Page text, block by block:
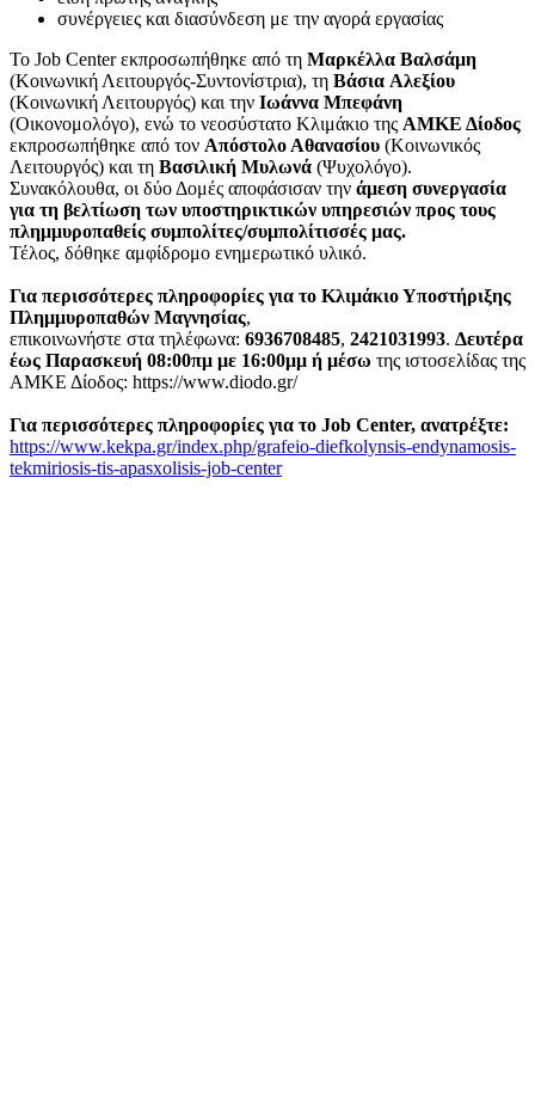
συνέργειες και διασύνδεση με την αγορά εργασίας
Το Job Center εκπροσωπήθηκε από τη Μαρκέλλα Βαλσάμη
(Κοινωνική Λειτουργός-Συντονίστρια), τη Βάσια Αλεξίου
(Κοινωνική Λειτουργός) και την Ιωάννα Μπεφάνη
(Οικονομολόγο), ενώ το νεοσύστατο Κλιμάκιο της ΑΜΚΕ Δίοδος
εκπροσωπήθηκε από τον Απόστολο Αθανασίου (Κοινωνικός
Λειτουργός) και τη Βασιλική Μυλωνά (Ψυχολόγο).
Συνακόλουθα, οι δύο Δομές αποφάσισαν την άμεση συνεργασία
για τη βελτίωση των υποστηρικτικών υπηρεσιών προς τους
πλημμυροπαθείς συμπολίτες/συμπολίτισσές μας.
Τέλος, δόθηκε αμφίδρομο ενημερωτικό υλικό.
Για περισσότερες πληροφορίες για το Κλιμάκιο Υποστήριξης
Πλημμυροπαθών Μαγνησίας,
επικοινωνήστε στα τηλέφωνα: 6936708485, 2421031993. Δευτέρα
έως Παρασκευή 08:00πμ με 16:00μμ ή μέσω της ιστοσελίδας της
ΑΜΚΕ Δίοδος: https://www.diodo.gr/
Για περισσότερες πληροφορίες για το Job Center, ανατρέξτε:
https://www.kekpa.gr/index.php/grafeio-diefkolynsis-endynamosis-
tekmiriosis-tis-apasxolisis-job-center